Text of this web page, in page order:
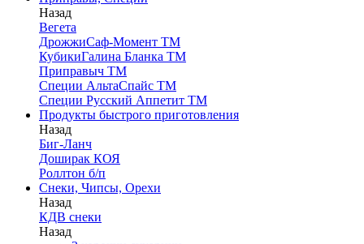
Назад
Вегета
ДрожжиСаф-Момент ТМ
КубикиГалина Бланка ТМ
Приправыч ТМ
Специи АльтаСпайс ТМ
Специи Русский Аппетит ТМ
Продукты быстрого приготовления
Назад
Биг-Ланч
Доширак КОЯ
Роллтон б/п
Снеки, Чипсы, Орехи
Назад
КДВ снеки
Назад